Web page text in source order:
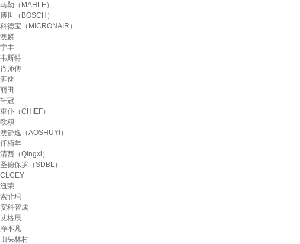
马勒（MAHLE）
博世（BOSCH）
科德宝（MICRONAIR）
澳麟
宁丰
韦斯特
肖师傅
湃速
丽田
轩冠
車仆（CHIEF）
欧积
澳舒逸（AOSHUYI）
仟栢年
清西（Qingxi）
圣德保罗（SDBL）
CLCEY
纽荣
索菲玛
安科智成
艾格辰
净不凡
山头林村